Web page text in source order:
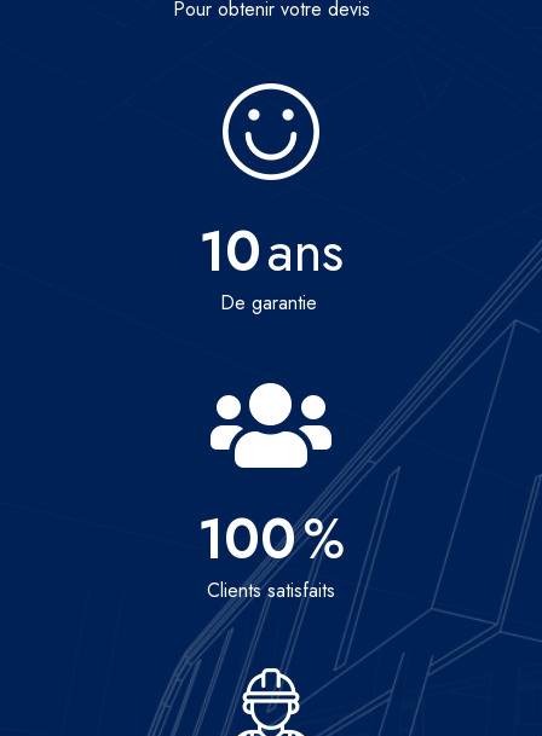
Pour obtenir votre devis
10ans
De garantie
100%
Clients satisfaits